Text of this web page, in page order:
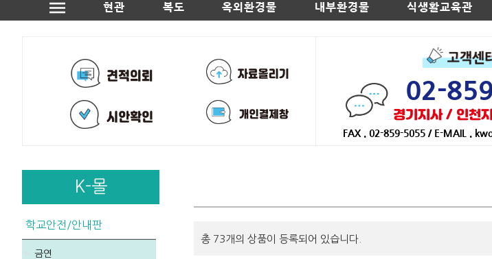
현관
복도 옥외환경물 내부환경물 식생활교육관
02-
경기지사 / 인천
FAX . 02-859-5055 / E-MAIL .
K-몰
학교안전/안내판
금연
총 73개의 상품이 등록되어 있습니다.